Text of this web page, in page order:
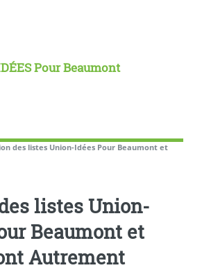
Pour Beaumont
des listes Union-Idées Pour Beaumont et
listes Union-
Beaumont et
Autrement